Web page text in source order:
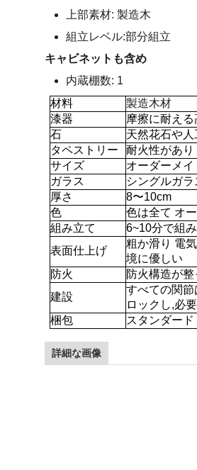
上部素材: 製造木
組立レベル:部分組立
キャビネットも含め
内蔵棚数: 1
材料
製造木材
漆器
摩擦に耐え
石
天然花石や
タペストリー
耐火性があり
サイズ
オーダーメ
ガラス
シングルガ
厚さ
8〜10cm
色
色は全て オ
組み立て
6~10分で組
表面仕上げ
粗か滑り 電
境に優しい
防火
防火構造が整
建設
すべての関
ロックし,必
梱包
スタンダー
詳細な画像